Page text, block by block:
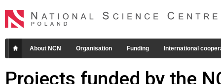
About NCN Organisation Funding International
Projects funded by the